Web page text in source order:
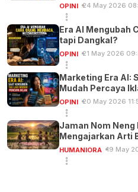
OPINI 24 May 2026
Era AI Mengubah
tapi Dangkal?
OPINI 21 May 2026
Marketing Era AI:
Mudah Percaya
OPINI 20 May 2026
Jaman Nom Neng
Mengajarkan Arti
HUMANIORA 19 May